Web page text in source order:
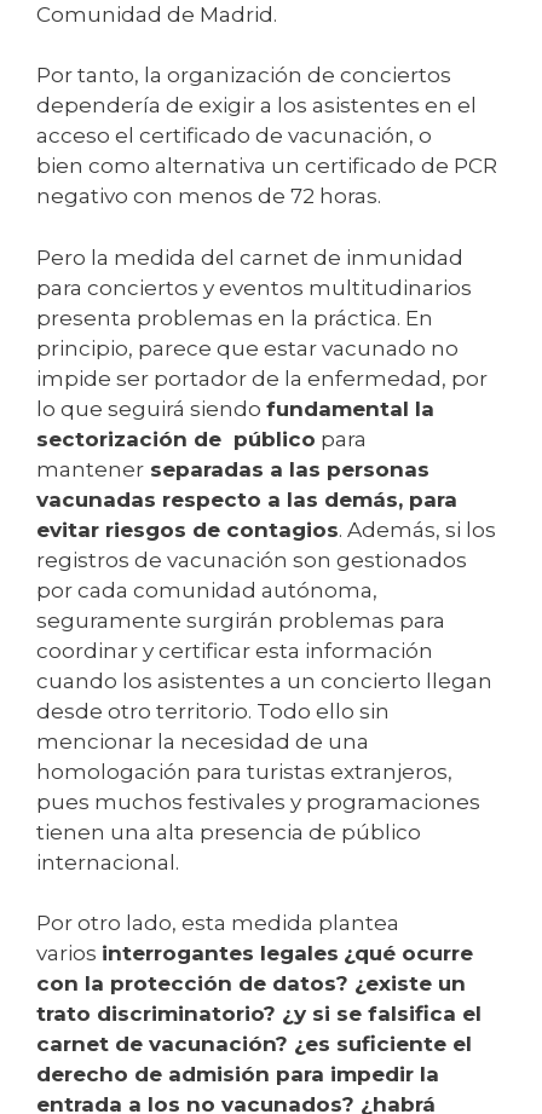
Comunidad de Madrid.
Por tanto, la organización de conciertos
dependería de exigir a los asistentes en el
acceso el certificado de vacunación, o
bien como alternativa un certificado de PCR
negativo con menos de 72 horas.
Pero la medida del carnet de inmunidad
para conciertos y eventos multitudinarios
presenta problemas en la práctica. En
principio, parece que estar vacunado no
impide ser portador de la enfermedad, por
lo que seguirá siendo fundamental la
sectorización de público para
mantener separadas a las personas
vacunadas respecto a las demás, para
evitar riesgos de contagios. Además, si los
registros de vacunación son gestionados
por cada comunidad autónoma,
seguramente surgirán problemas para
coordinar y certificar esta información
cuando los asistentes a un concierto llegan
desde otro territorio. Todo ello sin
mencionar la necesidad de una
homologación para turistas extranjeros,
pues muchos festivales y programaciones
tienen una alta presencia de público
internacional.
Por otro lado, esta medida plantea
varios interrogantes legales ¿qué ocurre
con la protección de datos? ¿existe un
trato discriminatorio? ¿y si se falsifica el
carnet de vacunación? ¿es suficiente el
derecho de admisión para impedir la
entrada a los no vacunados? ¿habrá